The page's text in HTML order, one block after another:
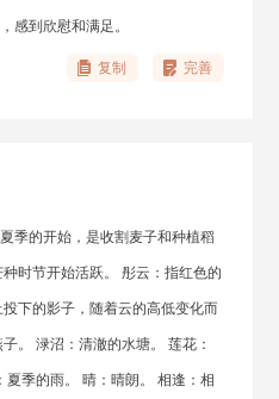
感到欣慰和满足。
复制 完善
季的开始，是收割麦子和种植稻
时节开始活跃。 彤云：指红色的
下的影子，随着云的高低变化而
。 渌沼：清澈的水塘。 莲花：
季的雨。 晴：晴朗。 相逢：相